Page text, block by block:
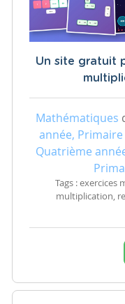
Un site gratuit
Mathématiques
année,
Quatrième
Tags :
multiplication,